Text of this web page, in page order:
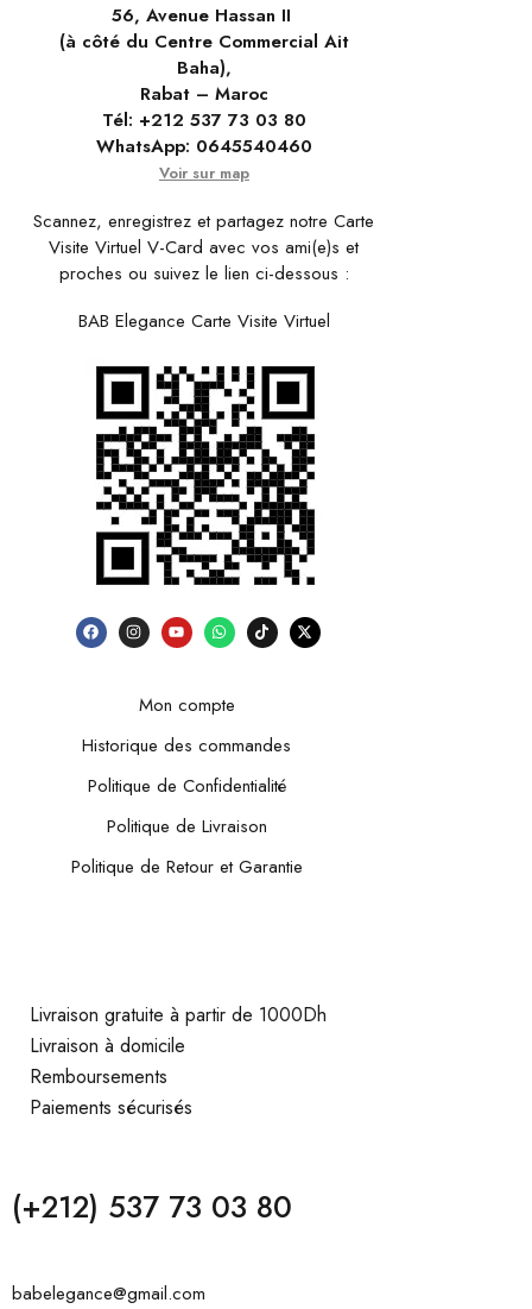
56, Avenue Hassan II
(à côté du Centre Commercial Ait
Baha),
Rabat – Maroc
Tél: +212 537 73 03 80
WhatsApp: 0645540460
Voir sur map
Scannez, enregistrez et partagez notre Carte
Visite Virtuel V-Card avec vos ami(e)s et
proches ou suivez le lien ci-dessous :
BAB Elegance Carte Visite Virtuel
Mon compte
Historique des commandes
Politique de Confidentialité
Politique de Livraison
Politique de Retour et Garantie
Livraison gratuite à partir de 1000Dh
Livraison à domicile
Remboursements
Paiements sécurisés
(+212) 537 73 03 80
babelegance@gmail.com